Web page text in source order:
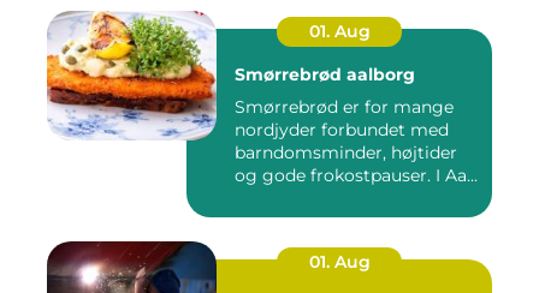
01. Aug
Smørrebrød aalborg
Smørrebrød er for mange
nordjyder forbundet med
barndomsminder, højtider
og gode frokostpauser. I Aa...
01. Aug